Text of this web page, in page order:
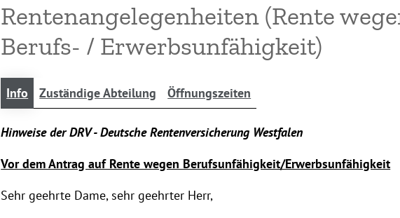
Rentenangelegenheiten (Rente
Berufs- / Erwerbsunfähigkeit)
Info Zuständige Abteilung Öffnungszeiten
Hinweise der DRV - Deutsche Rentenversicherung Westfalen
Vor dem Antrag auf Rente wegen Berufsunfähigkeit/Erwerbsunfähigkeit
Sehr geehrte Dame, sehr geehrter Herr,